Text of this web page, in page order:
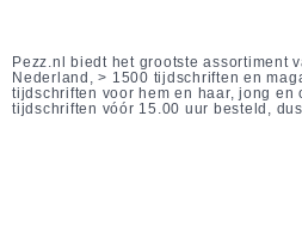
Pezz.nl biedt het grootste assortiment
Nederland, > 1500 tijdschriften en
tijdschriften voor hem en haar, jong en
tijdschriften vóór 15.00 uur besteld,